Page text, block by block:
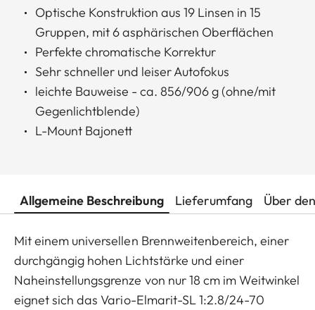
Optische Konstruktion aus 19 Linsen in 15
Gruppen, mit 6 asphärischen Oberflächen
Perfekte chromatische Korrektur
Sehr schneller und leiser Autofokus
leichte Bauweise - ca. 856/906 g (ohne/mit
Gegenlichtblende)
L-Mount Bajonett
Allgemeine Beschreibung Lieferumfang Über
Mit einem universellen Brennweitenbereich, einer
durchgängig hohen Lichtstärke und einer
Naheinstellungsgrenze von nur 18 cm im Weitwinkel
eignet sich das Vario-Elmarit-SL 1:2.8/24-70